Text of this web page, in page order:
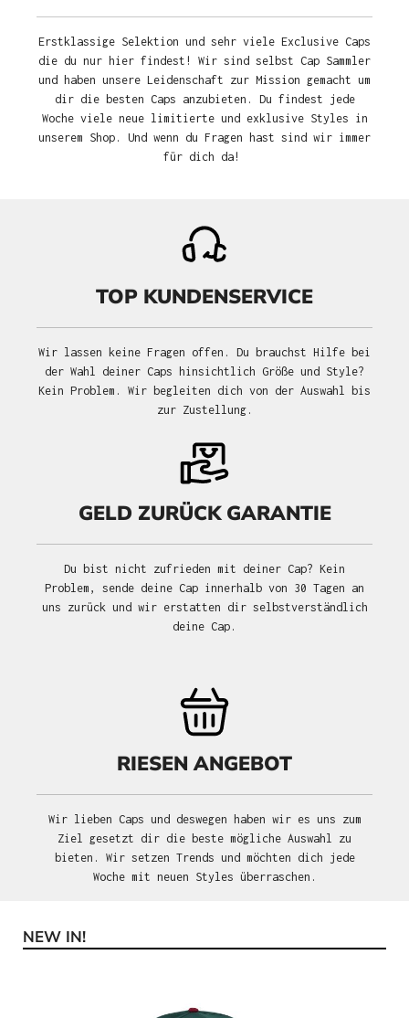
Erstklassige Selektion und sehr viele Exclusive Caps
die du nur hier findest! Wir sind selbst Cap Sammler
und haben unsere Leidenschaft zur Mission gemacht um
dir die besten Caps anzubieten. Du findest jede
Woche viele neue limitierte und exklusive Styles in
unserem Shop. Und wenn du Fragen hast sind wir immer
für dich da!
TOP KUNDENSERVICE
Wir lassen keine Fragen offen. Du brauchst Hilfe bei
der Wahl deiner Caps hinsichtlich Größe und Style?
Kein Problem. Wir begleiten dich von der Auswahl bis
zur Zustellung.
GELD ZURÜCK GARANTIE
Du bist nicht zufrieden mit deiner Cap? Kein
Problem, sende deine Cap innerhalb von 30 Tagen an
uns zurück und wir erstatten dir selbstverständlich
deine Cap.
RIESEN ANGEBOT
Wir lieben Caps und deswegen haben wir es uns zum
Ziel gesetzt dir die beste mögliche Auswahl zu
bieten. Wir setzen Trends und möchten dich jede
Woche mit neuen Styles überraschen.
Produktgalerie überspringen
NEW IN!